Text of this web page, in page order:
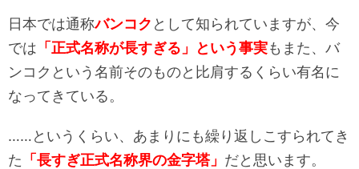
日本では通称バンコク として知られていますが、今
では 「正式名称が長すぎる」という事実もまた、バ
ンコクという名前そのものと比肩するくらい有名に
なってきている。
……というくらい、あまりにも繰り返しこすられてき
た 「長すぎ正式名称界の金字塔」 だと思います。